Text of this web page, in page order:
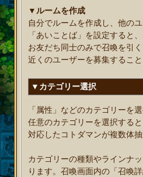
▼ルームを作成
自分でルームを作成し、他の
「あいことば」を設定すると
お友だち同士のみで召喚を引
近くのユーザーを募集すること
▼カテゴリー選択
「属性」などのカテゴリーを選
任意のカテゴリーを選択する
対応したコトダマンが複数体抽
カテゴリーの種類やラインナ
ります。召喚画面内の「召喚